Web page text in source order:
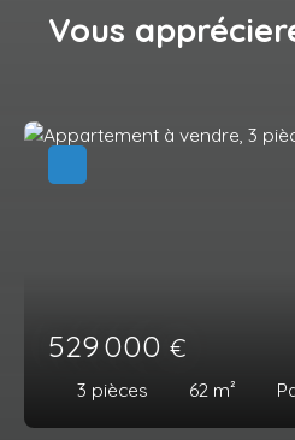
Vous
529 000 €
3 pièces 62 m²